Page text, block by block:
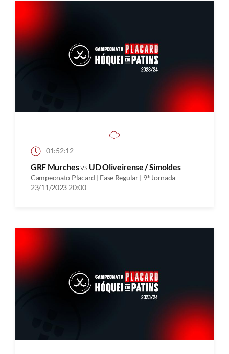
01:52:12
GRF Murchesvs UD Oliveirense / Simoldes
Campeonato Placard | Fase Regular | 9ª Jornada
23/11/2023 20:00